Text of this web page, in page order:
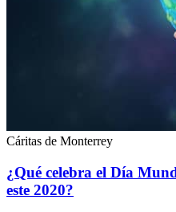
Cáritas de Monterrey
¿Qué celebra el Día
este 2020?